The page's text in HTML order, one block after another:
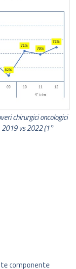
chirurgici oncologici
2019 vs 2022 (1°
componente